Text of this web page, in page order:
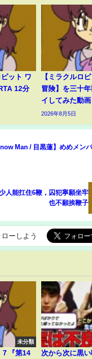
ピット ワ
12分
【ミラクルロ
冒険】を三十
イしてみた動画
2026年8月5日
Man / 目黒蓮】めめメン
人能扛住6鞭，囚犯寧願坐牢
也不願挨鞭子
ーしよう
未分類
７『第14
次から次に黒